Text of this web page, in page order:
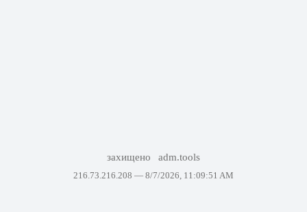
захищено adm.tools
216.73.216.208 — 8/7/2026, 11:09:51 AM